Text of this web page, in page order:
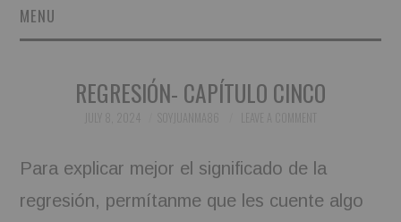
MENU
POETRY
NOVEL EXCERPTS
REGRESIÓN- CAPÍTULO CINCO
Para explicar mejor el significado de la
regresión, permítanme que les cuente algo